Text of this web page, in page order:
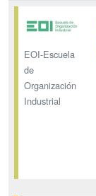
EOI-Escuela
de
Organización
Industrial